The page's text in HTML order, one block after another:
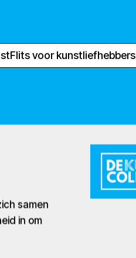
voor kunstliefhebbers
samen
in om